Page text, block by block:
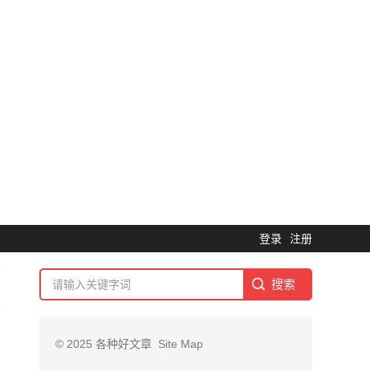
登录 注册
© 2025 各种好文章 Site Map